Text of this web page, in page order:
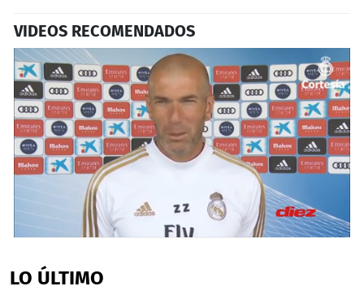
VIDEOS RECOMENDADOS
of
1
LO ÚLTIMO